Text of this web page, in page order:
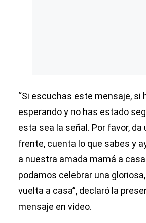
“Si escuchas este mensaje, si
esperando y no has estado
esta sea la señal. Por favor, da
frente, cuenta lo que sabes y
a nuestra amada mamá a
podamos celebrar una
vuelta a casa”, declaró la
mensaje en video.